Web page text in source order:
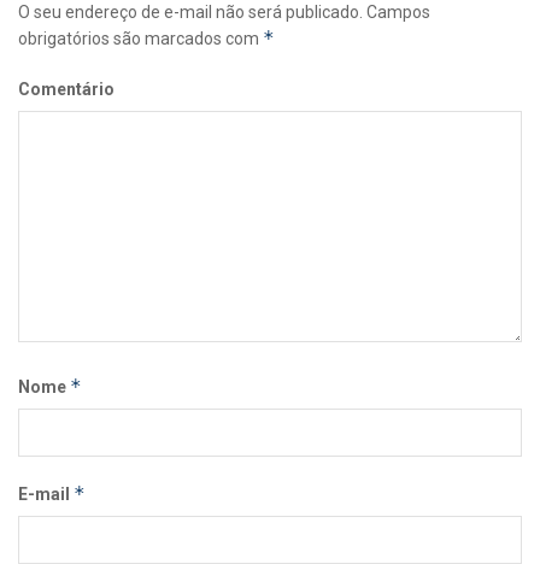
O seu endereço de e-mail não será publicado. Campos
obrigatórios são marcados com *
Comentário
Nome *
E-mail *